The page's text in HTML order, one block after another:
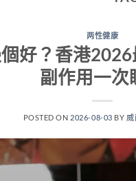
两性健康
好？香港
副作用一次
POSTED ON 2026-08-03 BY 威